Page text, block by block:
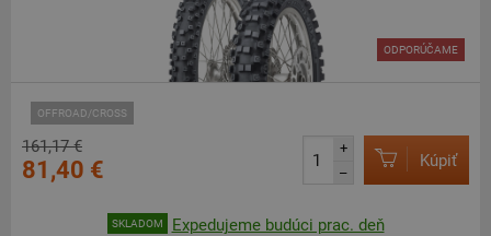
OFFROAD/CROSS
ODPORÚČAME
161,17 €
81,40 €
+
–
Kúpiť
SKLADOM Expedujeme budúci prac. deň